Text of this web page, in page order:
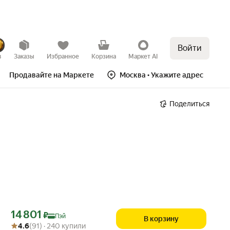
Заказы Избранное Корзина Маркет AI
Войти
Продавайте на Маркете Москва • Укажите адрес
Поделиться
Цена с картой Яндекс Пэй 14801 ₽ вместо
14 801 ₽
Пэй
Рейтинг товара: 4.6 из 5
Оценок: (91) · 240 купили
4.6(91) · 240 купили
В корзину